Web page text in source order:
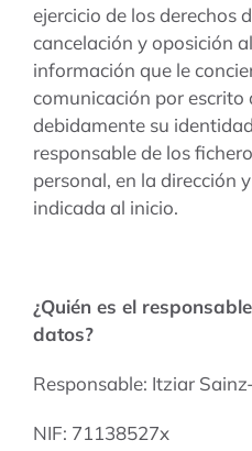
ejercicio de los derechos
cancelación y oposición
información que le
comunicación por escrito
debidamente su
responsable de los
personal, en la dirección
indicada al inicio.
¿Quién es el
datos?
Responsable: Itziar
NIF: 71138527x